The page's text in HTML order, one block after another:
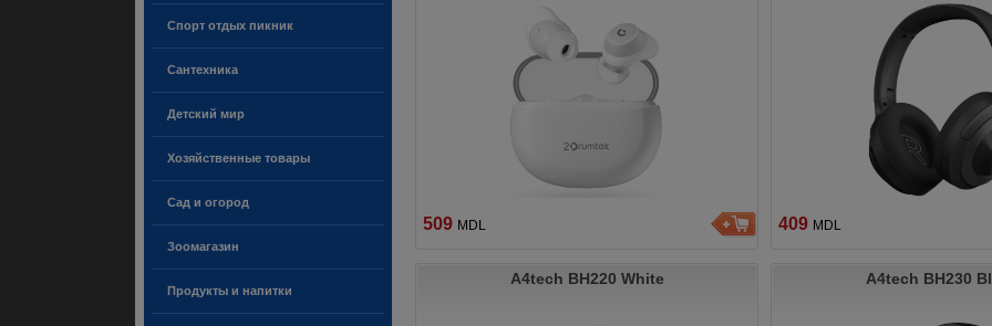
Спорт отдых пикник
Сантехника
Детский мир
Хозяйственные товары
Сад и огород
Зоомагазин
Продукты и напитки
509 MDL 409 MDL
A4tech BH220 White A4tech BH230